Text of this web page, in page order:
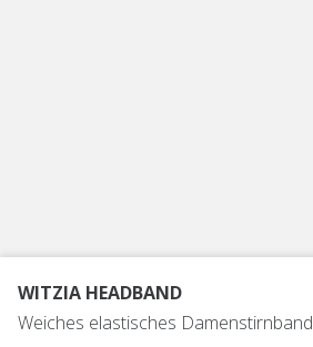
WITZIA HEADBAND
Weiches elastisches Damenstirnband